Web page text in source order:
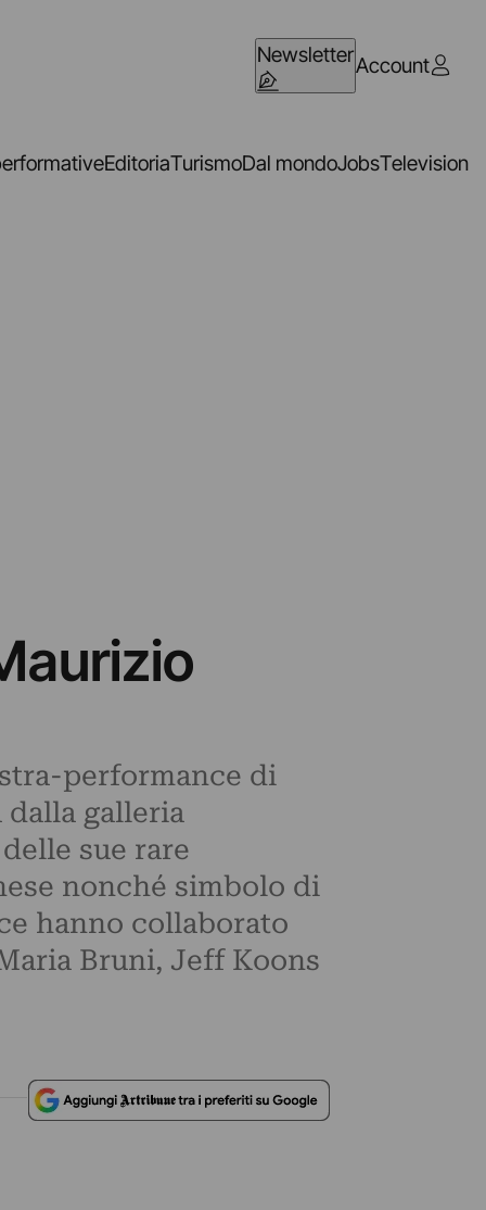
NewsletterAccount
EditoriaTurismoDal mondoJobsTelevision
performance di
galleria
sue rare
nonché simbolo di
hanno collaborato
Bruni, Jeff Koons